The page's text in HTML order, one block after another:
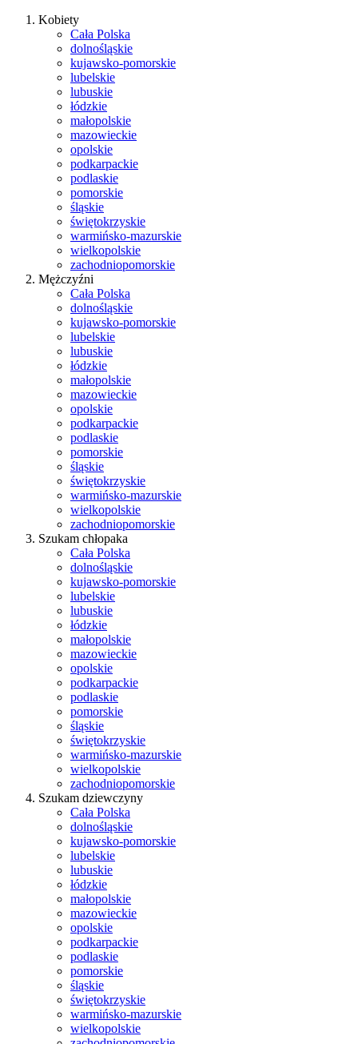
Kobiety
Cała Polska
dolnośląskie
kujawsko-pomorskie
lubelskie
lubuskie
łódzkie
małopolskie
mazowieckie
opolskie
podkarpackie
podlaskie
pomorskie
śląskie
świętokrzyskie
warmińsko-mazurskie
wielkopolskie
zachodniopomorskie
Mężczyźni
Cała Polska
dolnośląskie
kujawsko-pomorskie
lubelskie
lubuskie
łódzkie
małopolskie
mazowieckie
opolskie
podkarpackie
podlaskie
pomorskie
śląskie
świętokrzyskie
warmińsko-mazurskie
wielkopolskie
zachodniopomorskie
Szukam chłopaka
Cała Polska
dolnośląskie
kujawsko-pomorskie
lubelskie
lubuskie
łódzkie
małopolskie
mazowieckie
opolskie
podkarpackie
podlaskie
pomorskie
śląskie
świętokrzyskie
warmińsko-mazurskie
wielkopolskie
zachodniopomorskie
Szukam dziewczyny
Cała Polska
dolnośląskie
kujawsko-pomorskie
lubelskie
lubuskie
łódzkie
małopolskie
mazowieckie
opolskie
podkarpackie
podlaskie
pomorskie
śląskie
świętokrzyskie
warmińsko-mazurskie
wielkopolskie